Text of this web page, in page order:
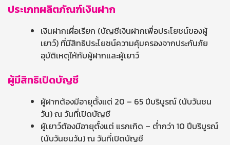
ประเภทผลิตภัณฑ์เงินฝาก
เงินฝากเผื่อเรียก (บัญชีเงินฝากเพื่อประโยชน์ของผู้
เยาว์) ที่มีสิทธิประโยชน์ความคุ้มครองจากประกันภัย
อุบัติเหตุให้กับผู้ฝากและผู้เยาว์
ผู้มีสิทธิเปิดบัญชี
ผู้ฝากต้องมีอายุตั้งแต่ 20 – 65 ปีบริบูรณ์ (นับวันชน
วัน) ณ วันที่เปิดบัญชี
ผู้เยาว์ต้องมีอายุตั้งแต่ แรกเกิด – ต่ำกว่า 10 ปีบริบูรณ์
(นับวันชนวัน) ณ วันที่เปิดบัญชี